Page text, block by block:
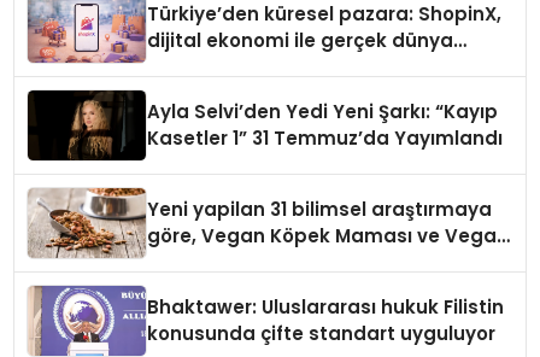
Türkiye’den küresel pazara: ShopinX,
dijital ekonomi ile gerçek dünya
Ayla Selvi’den Yedi Yeni Şarkı: “Kayıp
Kasetler 1” 31 Temmuz’da Yayımlandı
Yeni yapilan 31 bilimsel araştırmaya
göre, Vegan Köpek Maması ve Vegan
Bhaktawer: Uluslararası hukuk Filistin
konusunda çifte standart uyguluyor